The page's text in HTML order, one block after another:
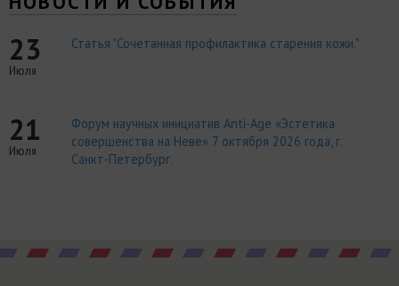
23
Июля
Статья "Сочетанная профилактика старения кожи."
21
Июля
Форум научных инициатив Anti-Age «Эстетика
совершенства на Неве» 7 октября 2026 года, г.
Санкт-Петербург.